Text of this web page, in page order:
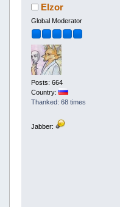
Elzor
Global Moderator
Posts: 664
Country:
Thanked: 68 times
Jabber: